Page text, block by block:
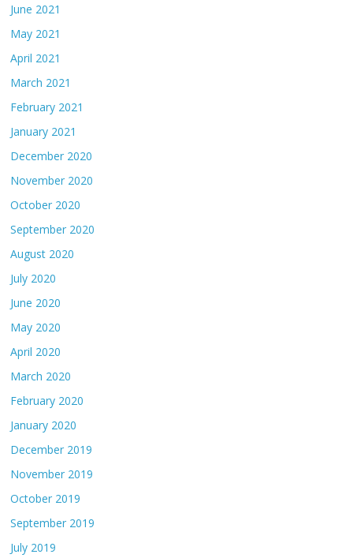
June 2021
May 2021
April 2021
March 2021
February 2021
January 2021
December 2020
November 2020
October 2020
September 2020
August 2020
July 2020
June 2020
May 2020
April 2020
March 2020
February 2020
January 2020
December 2019
November 2019
October 2019
September 2019
July 2019